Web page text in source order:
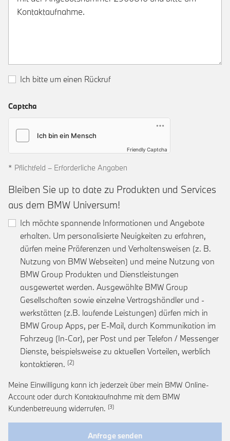
Ich bitte um einen Rückruf
Captcha
Friendly Captcha
* Pflichtfeld – Erforderliche Angaben
Bleiben Sie up to date zu Produkten und Services
aus dem BMW Universum!
Ich möchte spannende Informationen und Angebote
erhalten. Um personalisierte Neuigkeiten zu erfahren,
dürfen meine Präferenzen und Verhaltensweisen (z. B.
Nutzung von BMW Webseiten) und meine Nutzung von
BMW Group Produkten und Dienstleistungen
ausgewertet werden. Ausgewählte BMW Group
Gesellschaften sowie einzelne Vertragshändler und -
werkstätten (z.B. laufende Leistungen) dürfen mich in
BMW Group Apps, per E-Mail, durch Kommunikation im
Fahrzeug (In-Car), per Post und per Telefon / Messenger
Dienste, beispielsweise zu aktuellen Vorteilen, werblich
kontaktieren. Link zur Fußnote: Einwilligung zur
Meine Einwilligung kann ich jederzeit über mein BMW Online-
Account oder durch Kontaktaufnahme mit dem BMW
Kundenbetreuung widerrufen. Link zur Fußnote: Widerruf der
Anfrage senden